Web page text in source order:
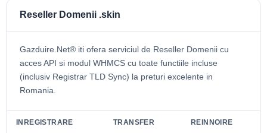
Reseller Domenii .skin
Gazduire.Net® iti ofera serviciul de Reseller Domenii cu
acces API si modul WHMCS cu toate functiile incluse
(inclusiv Registrar TLD Sync) la preturi excelente in
Romania.
INREGISTRARE TRANSFER REINNOIRE